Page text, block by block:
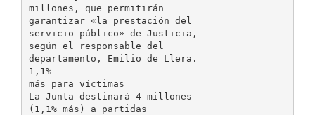
millones, que permitirán
garantizar «la prestación del
servicio público» de Justicia,
según el responsable del
departamento, Emilio de Llera.
1,1%
más para víctimas
La Junta destinará 4 millones
(1,1% más) a partidas